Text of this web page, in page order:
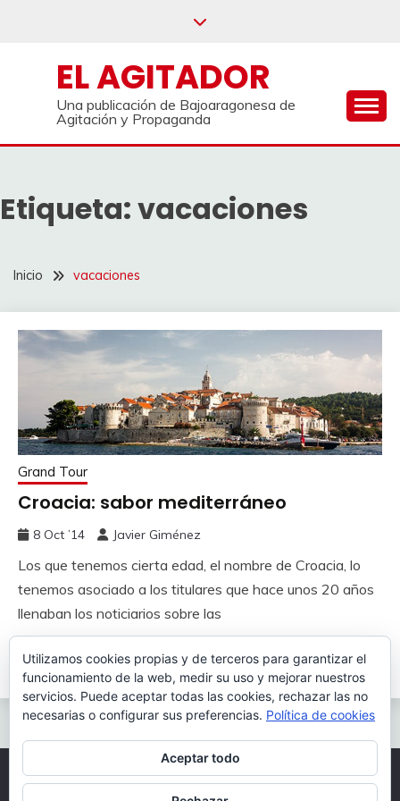
EL AGITADOR
Una publicación de Bajoaragonesa de
Agitación y Propaganda
Etiqueta:vacaciones
Inicio vacaciones
Grand Tour
Croacia: sabor mediterráneo
8 Oct ’14 Javier Giménez
Los que tenemos cierta edad, el nombre de Croacia, lo
tenemos asociado a los titulares que hace unos 20 años
llenaban los noticiarios sobre las
Leer más
Todos los derechos reservados 2026.
Utilizamos cookies propias y de terceros para garantizar el
funcionamiento de la web, medir su uso y mejorar nuestros
servicios. Puede aceptar todas las cookies, rechazar las no
necesarias o configurar sus preferencias. Política de cookies
Aceptar todo